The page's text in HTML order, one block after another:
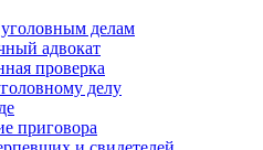
делам
адвокат
проверка
делу
приговора